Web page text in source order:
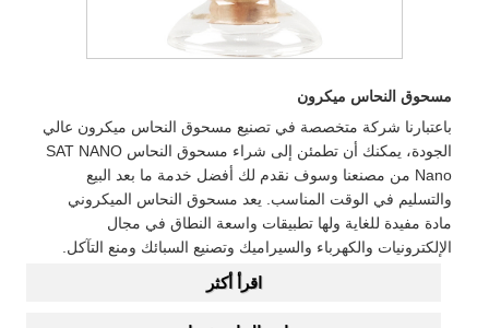
مسحوق النحاس ميكرون
باعتبارنا شركة متخصصة في تصنيع مسحوق النحاس ميكرون عالي
الجودة، يمكنك أن تطمئن إلى شراء مسحوق النحاس SAT NANO
Nano من مصنعنا وسوف نقدم لك أفضل خدمة ما بعد البيع
والتسليم في الوقت المناسب. يعد مسحوق النحاس الميكروني
مادة مفيدة للغاية ولها تطبيقات واسعة النطاق في مجال
الإلكترونيات والكهرباء والسيراميك وتصنيع السبائك ومنع التآكل.
اقرأ أكثر